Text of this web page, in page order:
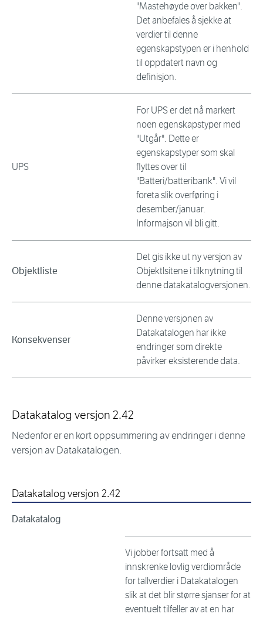
"Mastehøyde over bakken".
Det anbefales å sjekke at
verdier til denne
egenskapstypen er i henhold
til oppdatert navn og
definisjon.
UPS
For UPS er det nå markert
noen egenskapstyper med
"Utgår". Dette er
egenskapstyper som skal
flyttes over til
"Batteri/batteribank". Vi vil
foreta slik overføring i
desember/januar.
Informajson vil bli gitt.
Objektliste
Det gis ikke ut ny versjon av
Objektlsitene i tilknytning til
denne datakatalogversjonen.
Konsekvenser
Denne versjonen av
Datakatalogen har ikke
endringer som direkte
påvirker eksisterende data.
Datakatalog versjon 2.42
Nedenfor er en kort oppsummering av endringer i denne
versjon av Datakatalogen.
Datakatalog versjon 2.42
Datakatalog
Vi jobber fortsatt med å
innskrenke lovlig verdiområde
for tallverdier i Datakatalogen
slik at det blir større sjanser for at
eventuelt tilfeller av at en har